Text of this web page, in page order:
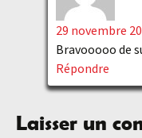
29 novembre
Bravooooo de
Répondre
Laisser un